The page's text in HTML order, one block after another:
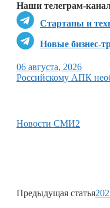
Наши телеграм-
Стартапы и
Новые бизнес-
06 августа, 2026
Российскому АПК
Новости СМИ2
Предыдущая статья